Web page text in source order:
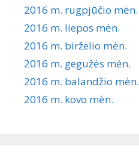
2016 m. rugpjūčio mėn.
2016 m. liepos mėn.
2016 m. birželio mėn.
2016 m. gegužės mėn.
2016 m. balandžio mėn.
2016 m. kovo mėn.